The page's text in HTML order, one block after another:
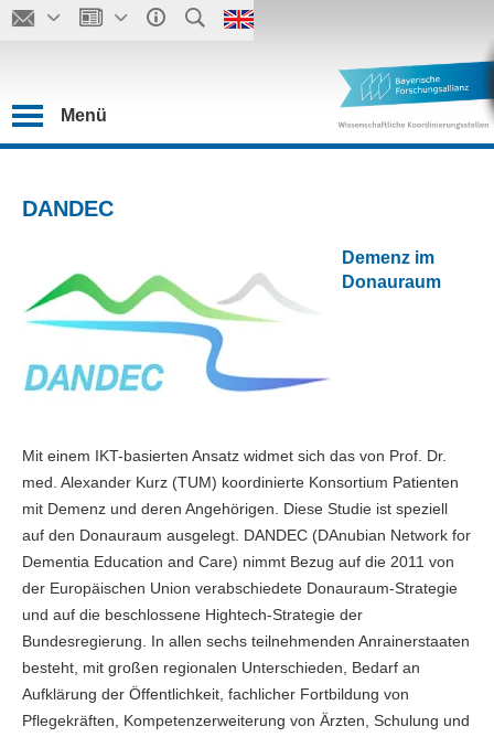
Menü
DANDEC
Demenz im
Donauraum
Mit einem IKT-basierten Ansatz widmet sich das von Prof. Dr.
med. Alexander Kurz (TUM) koordinierte Konsortium Patienten
mit Demenz und deren Angehörigen. Diese Studie ist speziell
auf den Donauraum ausgelegt. DANDEC (DAnubian Network for
Dementia Education and Care) nimmt Bezug auf die 2011 von
der Europäischen Union verabschiedete Donauraum-Strategie
und auf die beschlossene Hightech-Strategie der
Bundesregierung. In allen sechs teilnehmenden Anrainerstaaten
besteht, mit großen regionalen Unterschieden, Bedarf an
Aufklärung der Öffentlichkeit, fachlicher Fortbildung von
Pflegekräften, Kompetenzerweiterung von Ärzten, Schulung und